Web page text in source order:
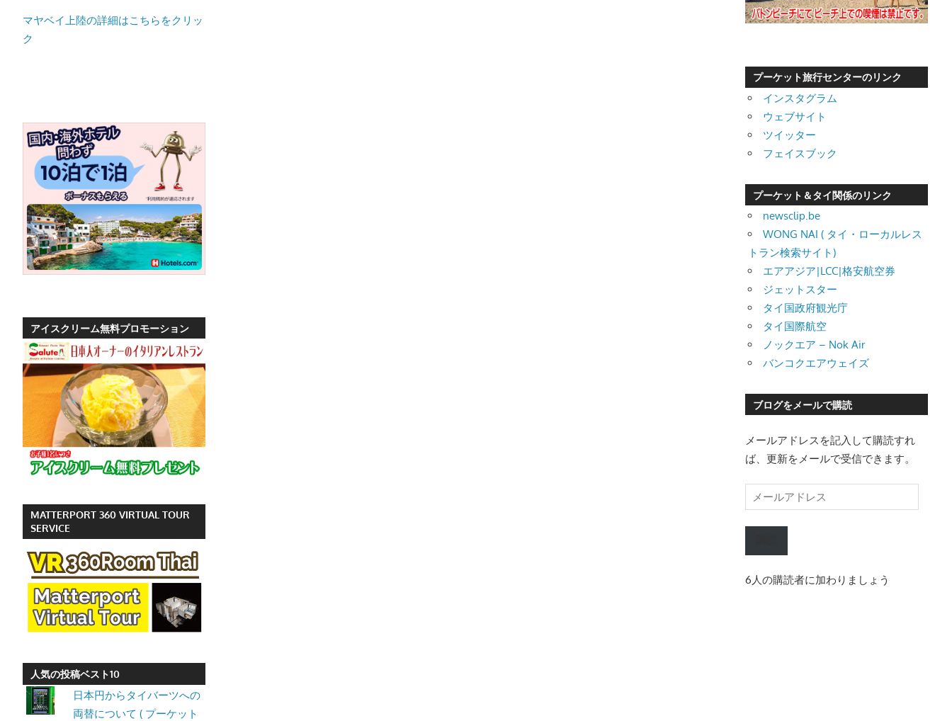
ど、
ロ
目
つ、
プ
ー
ケ
ッ
観
光
に
特
た
情
報
プ
ー
ケ
ッ
ト・
ト
ン
チ
よ
マヤベイ上陸の詳細はこちらをクリッ
ク
アイスクリーム無料プロモーション
MATTERPORT 360 VIRTUAL TOUR
SERVICE
人気の投稿ベスト10
日本円からタイバーツへの
両替について ( プーケット
プーケット旅行センターのリンク
インスタグラム
ウェブサイト
ツイッター
フェイスブック
プーケット＆タイ関係のリンク
newsclip.be
WONG NAI ( タイ・ローカルレス
トラン検索サイト)
エアアジア|LCC|格安航空券
ジェットスター
タイ国政府観光庁
タイ国際航空
ノックエア – Nok Air
バンコクエアウェイズ
ブログをメールで購読
メールアドレスを記入して購読すれ
ば、更新をメールで受信できます。
ー
ル
レ
6人の購読者に加わりましょう